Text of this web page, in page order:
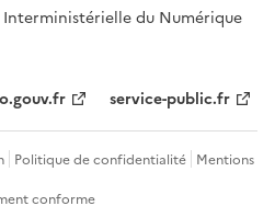
du Numérique
service-public.fr
Politique de confidentialité Mentions
conforme